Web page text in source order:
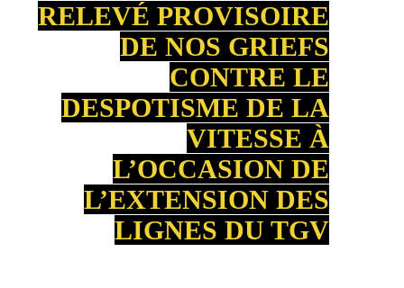
RELEVÉ PROVISOIRE
DE NOS GRIEFS
CONTRE LE
DESPOTISME DE LA
VITESSE À
L’OCCASION DE
L’EXTENSION DES
LIGNES DU TGV